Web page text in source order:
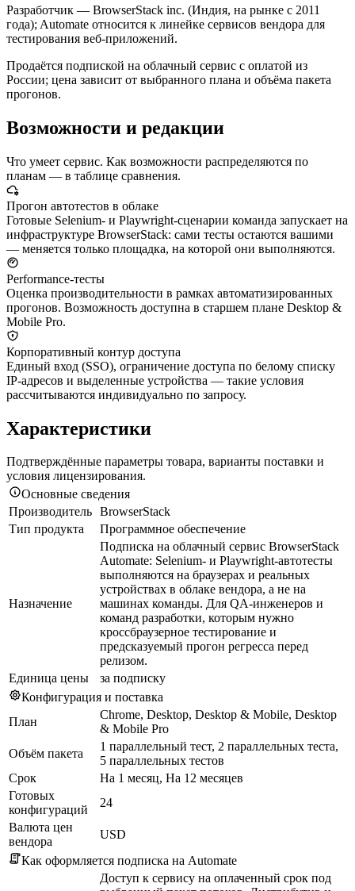
Разработчик — BrowserStack inc. (Индия, на рынке с 2011
года); Automate относится к линейке сервисов вендора для
тестирования веб-приложений.
Продаётся подпиской на облачный сервис с оплатой из
России; цена зависит от выбранного плана и объёма пакета
прогонов.
Возможности и редакции
Что умеет сервис. Как возможности распределяются по
планам — в таблице сравнения.
Прогон автотестов в облаке
Готовые Selenium- и Playwright-сценарии команда запускает на
инфраструктуре BrowserStack: сами тесты остаются вашими
— меняется только площадка, на которой они выполняются.
Performance-тесты
Оценка производительности в рамках автоматизированных
прогонов. Возможность доступна в старшем плане Desktop &
Mobile Pro.
Корпоративный контур доступа
Единый вход (SSO), ограничение доступа по белому списку
IP-адресов и выделенные устройства — такие условия
рассчитываются индивидуально по запросу.
Характеристики
Подтверждённые параметры товара, варианты поставки и
условия лицензирования.
Основные сведения
Производитель BrowserStack
Тип продукта
Программное обеспечение
Назначение
Подписка на облачный сервис BrowserStack
Automate: Selenium- и Playwright-автотесты
выполняются на браузерах и реальных
устройствах в облаке вендора, а не на
машинах команды. Для QA-инженеров и
команд разработки, которым нужно
кроссбраузерное тестирование и
предсказуемый прогон регресса перед
релизом.
Единица цены
за подписку
Конфигурация и поставка
План
Chrome, Desktop, Desktop & Mobile, Desktop
& Mobile Pro
Объём пакета
1 параллельный тест, 2 параллельных теста,
5 параллельных тестов
Срок
На 1 месяц, На 12 месяцев
Готовых
конфигураций
24
Валюта цен
вендора
USD
Как оформляется подписка на Automate
Доступ к сервису на оплаченный срок под